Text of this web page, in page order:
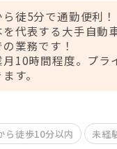
ら徒5分で通勤便利！
を代表する大手自動
業務です！
月10時間程度。プラ
す。
ら徒歩10分以内
未経